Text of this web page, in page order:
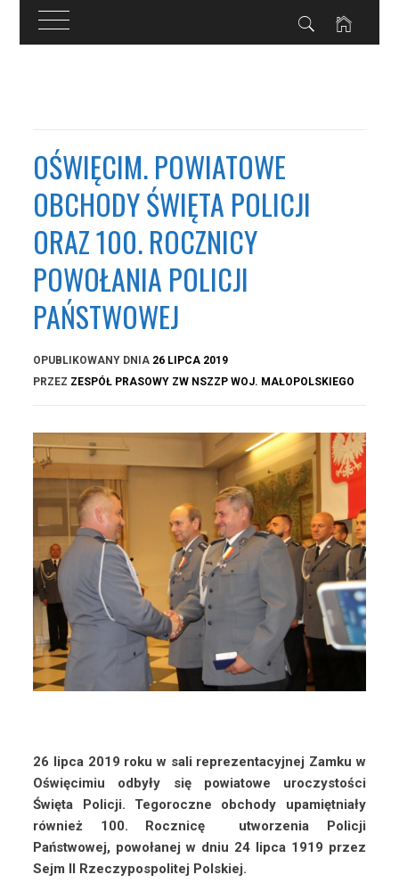
OŚWIĘCIM. POWIATOWE
OBCHODY ŚWIĘTA POLICJI
ORAZ 100. ROCZNICY
POWOŁANIA POLICJI
PAŃSTWOWEJ
OPUBLIKOWANY DNIA 26 LIPCA 2019
PRZEZ ZESPÓŁ PRASOWY ZW NSZZP WOJ. MAŁOPOLSKIEGO
26 lipca 2019 roku w sali reprezentacyjnej Zamku w
Oświęcimiu odbyły się powiatowe uroczystości
Święta Policji. Tegoroczne obchody upamiętniały
również 100. Rocznicę utworzenia Policji
Państwowej, powołanej w dniu 24 lipca 1919 przez
Sejm II Rzeczypospolitej Polskiej.